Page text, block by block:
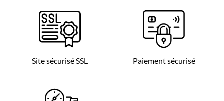
Site sécurisé SSL Paiement sécurisé